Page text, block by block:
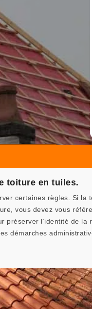
toiture en tuiles.
certaines règles. Si la
vous devez vous
l’identité de la
démarches